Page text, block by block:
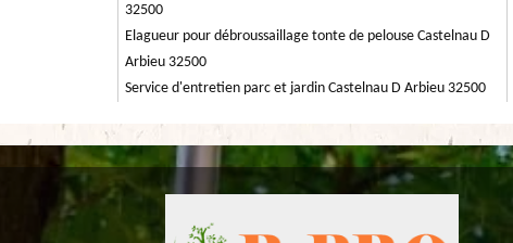
32500
Elagueur pour débroussaillage tonte de pelouse Castelnau D
Arbieu 32500
Service d'entretien parc et jardin Castelnau D Arbieu 32500